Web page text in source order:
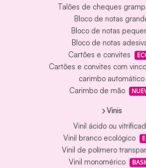
Talões de cheques
Bloco de notas
Bloco de notas
Bloco de notas
Cartões e convites
Cartões e convites com
carimbo automático
Carimbo de mão
Vinis
Vinil ácido ou
Vinil branco ecológico
Vinil de polímero
Vinil monomérico